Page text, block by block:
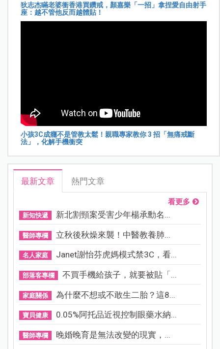
狄志杰瞞老婆衝香港買鑽戒，顏嘉樂「一招」拿捏愛自由射手
座：越不管他反而越體貼！
小孩3C成癮不是管教太鬆！親職專家教你 3 招「無痛戒斷
法」，化解手機衝突
最新文章 熱門文章
看更多
新知快遞 新北割頸案受害少年楊承勳名...
醫師專欄 立秋後秋燥來襲！中醫教養肺...
名人家庭 Janet謝怡芬虎媽模式禁3C，看...
部落客專欄 不買手機給孩子，就要被貼「...
家庭關係 為什麼不想或不敢生二胎？這8...
寶貝健康 0.05%阿托品近視控制眼藥水納...
醫師專欄 晚婚晚育是無法改變的現實，...